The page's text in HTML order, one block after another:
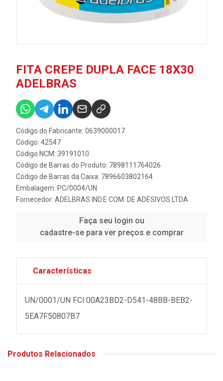
FITA CREPE DUPLA FACE 18X30
ADELBRAS
Código do Fabricante: 0639000017
Código: 42547
Código NCM: 39191010
Código de Barras do Produto: 7898111764026
Código de Barras da Caixa: 7896603802164
Embalagem: PC/0004/UN
Fornecedor: ADELBRAS IND.E COM. DE ADESIVOS LTDA
Faça seu login ou
cadastre-se para ver preços e comprar
Características
UN/0001/UN FCI:00A23BD2-D541-48BB-BEB2-
5EA7F50807B7
Produtos Relacionados